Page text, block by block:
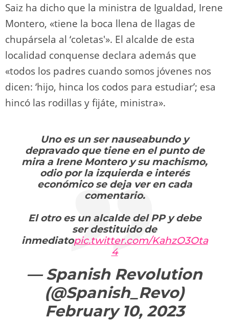
Saiz ha dicho que la ministra de Igualdad, Irene
Montero, «tiene la boca llena de llagas de
chupársela al ‘coletas'». El alcalde de esta
localidad conquense declara además que
«todos los padres cuando somos jóvenes nos
dicen: ‘hijo, hinca los codos para estudiar’; esa
hincó las rodillas y fijáte, ministra».
Uno es un ser nauseabundo y
depravado que tiene en el punto de
mira a Irene Montero y su machismo,
odio por la izquierda e interés
económico se deja ver en cada
comentario.
El otro es un alcalde del PP y debe
ser destituido de
inmediatopic.twitter.com/KahzO3Ota
4
— Spanish Revolution
(@Spanish_Revo)
February 10, 2023